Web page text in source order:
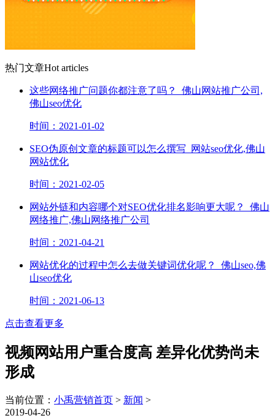
热门文章Hot articles
这些网络推广问题你都注意了吗？_佛山网站推广公司,
佛山seo优化
时间：2021-01-02
SEO伪原创文章的标题可以怎么撰写_网站seo优化,佛山
网站优化
时间：2021-02-05
网站外链和内容哪个对SEO优化排名影响更大呢？_佛山
网络推广,佛山网络推广公司
时间：2021-04-21
网站优化的过程中怎么去做关键词优化呢？_佛山seo,佛
山seo优化
时间：2021-06-13
点击查看更多
视频网站用户重合度高 差异化优势尚未
形成
当前位置： 小禹营销首页 > 新闻 >
2019-04-26